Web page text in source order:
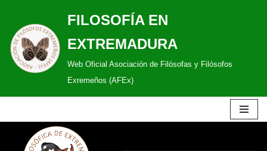
Saltar
al
contenido
FILOSOFÍA EN
EXTREMADURA
Web Oficial Asociación de Filósofas y Filósofos
Exremeños (AFEx)